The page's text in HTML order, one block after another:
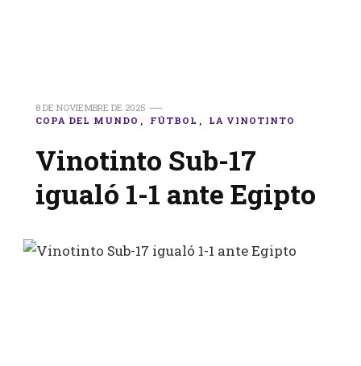
8 DE NOVIEMBRE DE 2025
COPA DEL MUNDO
FÚTBOL LA VINOTINTO
Vinotinto Sub-17
igualó 1-1 ante Egipto